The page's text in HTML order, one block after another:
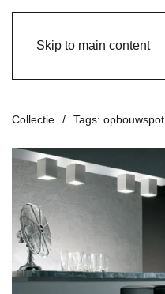
Skip to main content
Collectie Tags: opbouwspot